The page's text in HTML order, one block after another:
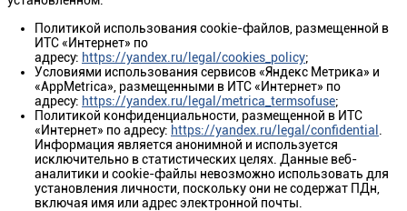
Политикой использования cookie-файлов, размещенной в
ИТС «Интернет» по
адресу: https://yandex.ru/legal/cookies_policy;
Условиями использования сервисов «Яндекс Метрика» и
«AppMetrica», размещенными в ИТС «Интернет» по
адресу: https://yandex.ru/legal/metrica_termsofuse;
Политикой конфиденциальности, размещенной в ИТС
«Интернет» по адресу: https://yandex.ru/legal/confidential .
Информация является анонимной и используется
исключительно в статистических целях. Данные веб-
аналитики и cookie-файлы невозможно использовать для
установления личности, поскольку они не содержат ПДн,
включая имя или адрес электронной почты.